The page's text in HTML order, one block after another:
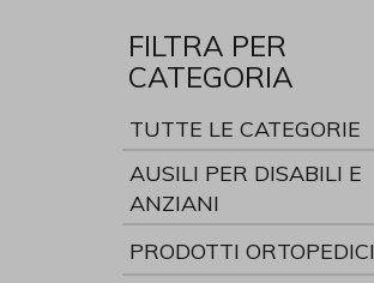
FILTRA PER
CATEGORIA
TUTTE LE CATEGORIE
AUSILI PER DISABILI E
ANZIANI
PRODOTTI ORTOPEDICI